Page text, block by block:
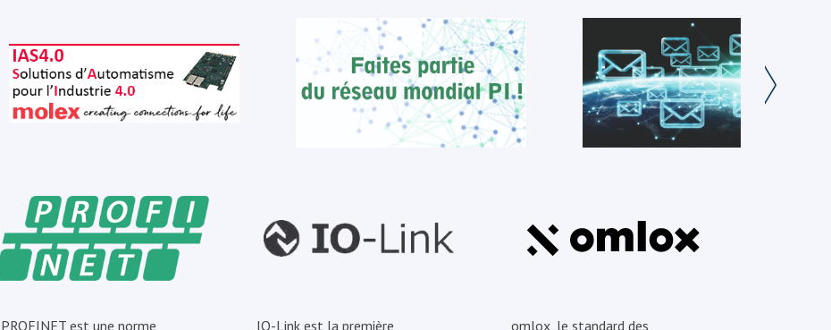
PROFINET est une norme
IO-Link est la première
omlox, le standard des